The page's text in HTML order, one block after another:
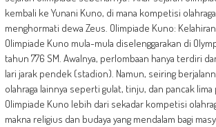
kembali ke Yunani Kuno, di mana kompetisi
menghormati dewa Zeus. Olimpiade Kuno:
Olimpiade Kuno mula-mula diselenggarakan di
tahun 776 SM. Awalnya, perlombaan hanya terdiri
lari jarak pendek (stadion). Namun, seiring
olahraga lainnya seperti gulat, tinju, dan pancak
Olimpiade Kuno lebih dari sekadar kompetisi
makna religius dan budaya yang mendalam bagi